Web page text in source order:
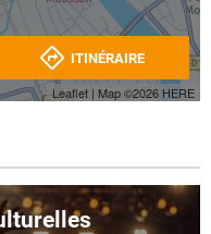
Leaflet | Map ©2026 HERE
ITINÉRAIRE